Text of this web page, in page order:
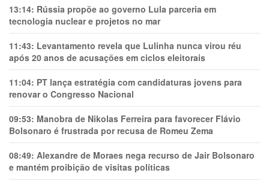
13:14: Rússia propõe ao governo Lula parceria em
tecnologia nuclear e projetos no mar
11:43: Levantamento revela que Lulinha nunca virou réu
após 20 anos de acusações em ciclos eleitorais
11:04: PT lança estratégia com candidaturas jovens para
renovar o Congresso Nacional
09:53: Manobra de Nikolas Ferreira para favorecer Flávio
Bolsonaro é frustrada por recusa de Romeu Zema
08:49: Alexandre de Moraes nega recurso de Jair Bolsonaro
e mantém proibição de visitas políticas